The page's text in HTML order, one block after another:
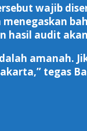
wajib
hasil audit
amanah.
tegas